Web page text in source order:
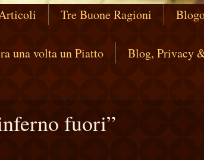
Tre Buone Ragioni
una volta un Piatto Blog, Privacy
fuori”